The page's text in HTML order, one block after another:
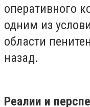
оперативного
одним из
области
назад.
Реалии и